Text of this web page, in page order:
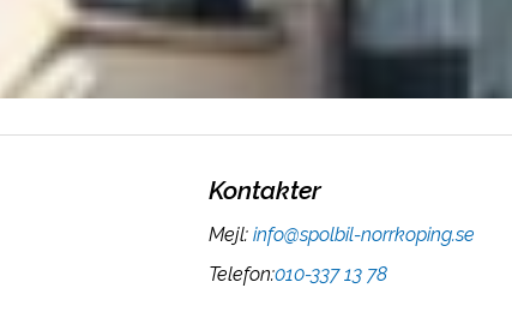
Kontakter
Mejl: info@spolbil-norrkoping.se
Telefon:010-337 13 78